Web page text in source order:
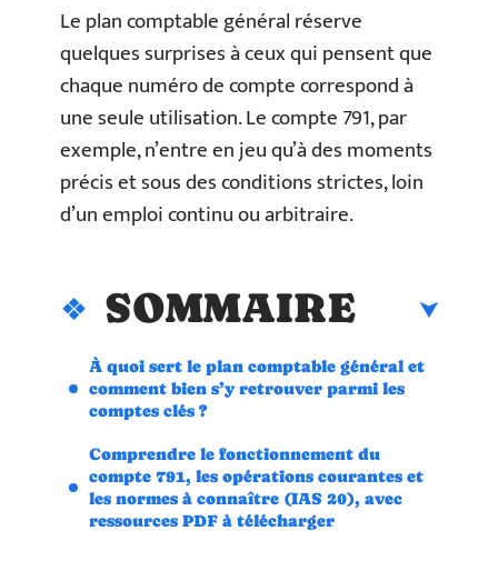
Le plan comptable général réserve
quelques surprises à ceux qui pensent que
chaque numéro de compte correspond à
une seule utilisation. Le compte 791, par
exemple, n’entre en jeu qu’à des moments
précis et sous des conditions strictes, loin
d’un emploi continu ou arbitraire.
SOMMAIRE
À quoi sert le plan comptable général et
comment bien s’y retrouver parmi les
comptes clés ?
Comprendre le fonctionnement du
compte 791, les opérations courantes et
les normes à connaître (IAS 20), avec
ressources PDF à télécharger